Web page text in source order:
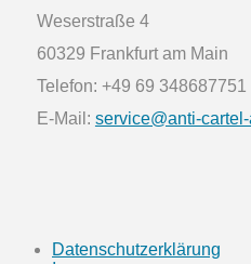
Weserstraße 4
60329 Frankfurt am Main
Telefon: +49 69 348687751
E-Mail: service@anti-
Datenschutzerklärung